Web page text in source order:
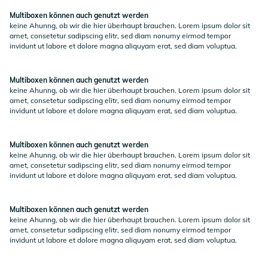
Multiboxen können auch genutzt werden
keine Ahunng, ob wir die hier überhaupt brauchen. Lorem ipsum dolor sit
amet, consetetur sadipscing elitr, sed diam nonumy eirmod tempor
invidunt ut labore et dolore magna aliquyam erat, sed diam voluptua.
Multiboxen können auch genutzt werden
keine Ahunng, ob wir die hier überhaupt brauchen. Lorem ipsum dolor sit
amet, consetetur sadipscing elitr, sed diam nonumy eirmod tempor
invidunt ut labore et dolore magna aliquyam erat, sed diam voluptua.
Multiboxen können auch genutzt werden
keine Ahunng, ob wir die hier überhaupt brauchen. Lorem ipsum dolor sit
amet, consetetur sadipscing elitr, sed diam nonumy eirmod tempor
invidunt ut labore et dolore magna aliquyam erat, sed diam voluptua.
Multiboxen können auch genutzt werden
keine Ahunng, ob wir die hier überhaupt brauchen. Lorem ipsum dolor sit
amet, consetetur sadipscing elitr, sed diam nonumy eirmod tempor
invidunt ut labore et dolore magna aliquyam erat, sed diam voluptua.